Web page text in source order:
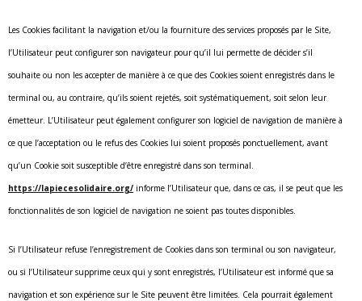
Les Cookies facilitant la navigation et/ou la fourniture des services proposés par le Site,
l’Utilisateur peut configurer son navigateur pour qu’il lui permette de décider s’il
souhaite ou non les accepter de manière à ce que des Cookies soient enregistrés dans le
terminal ou, au contraire, qu’ils soient rejetés, soit systématiquement, soit selon leur
émetteur. L’Utilisateur peut également configurer son logiciel de navigation de manière à
ce que l’acceptation ou le refus des Cookies lui soient proposés ponctuellement, avant
qu’un Cookie soit susceptible d’être enregistré dans son terminal.
https://lapiecesolidaire.org/ informe l’Utilisateur que, dans ce cas, il se peut que les
fonctionnalités de son logiciel de navigation ne soient pas toutes disponibles.
Si l’Utilisateur refuse l’enregistrement de Cookies dans son terminal ou son navigateur,
ou si l’Utilisateur supprime ceux qui y sont enregistrés, l’Utilisateur est informé que sa
navigation et son expérience sur le Site peuvent être limitées. Cela pourrait également